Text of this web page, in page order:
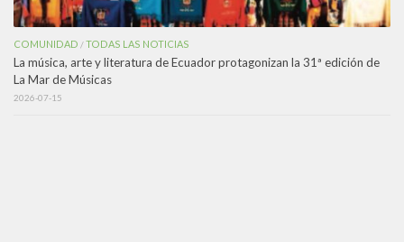
COMUNIDAD /TODAS LAS NOTICIAS
La música, arte y literatura de Ecuador protagonizan la 31ª edición de
La Mar de Músicas
2026-07-15